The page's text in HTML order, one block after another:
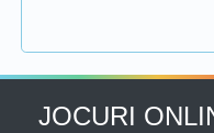
JOCURI